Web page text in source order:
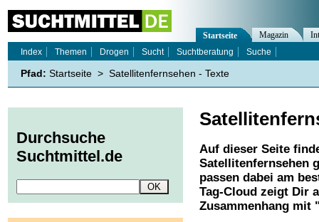
Auf dieser Seite
Satellitenfernsehen
passen dabei am
Tag-Cloud zeigt Dir
Zusammenhang mit
Startseite Magazin
Index
Themen Drogen Sucht Suchtberatung Suche
Pfad: Startseite > Satellitenfernsehen - Texte
Durchsuche
Suchtmittel.de